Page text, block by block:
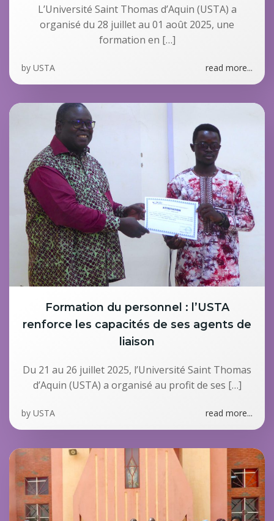
L’Université Saint Thomas d’Aquin (USTA) a
organisé du 28 juillet au 01 août 2025, une
formation en […]
by USTA read more...
Formation du personnel : l’USTA
renforce les capacités de ses agents de
liaison
Du 21 au 26 juillet 2025, l’Université Saint Thomas
d’Aquin (USTA) a organisé au profit de ses […]
by USTA read more...